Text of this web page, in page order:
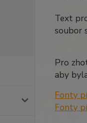
Text
soubor
Pro
aby
Fonty
Fonty